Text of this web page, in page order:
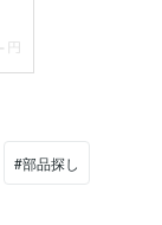
#部品探し